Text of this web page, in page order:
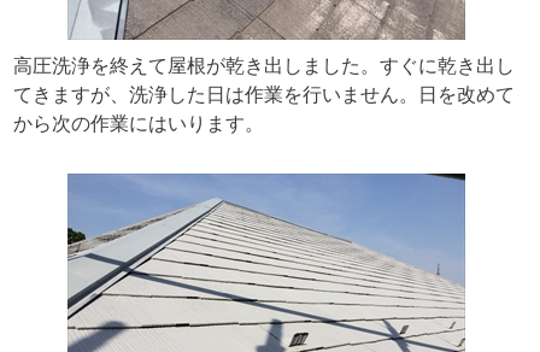
高圧洗浄を終えて屋根が乾き出しました。すぐに乾き出し
てきますが、洗浄した日は作業を行いません。日を改めて
から次の作業にはいります。